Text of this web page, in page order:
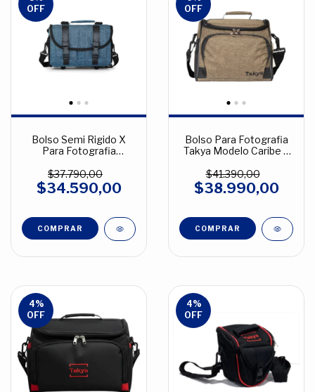
OFF
Bolso Semi Rigido X
Para Fotografia
$37.790,00
$34.590,00
COMPRAR
OFF
Bolso Para Fotografia
Takya Modelo Caribe 3
$41.390,00
$38.990,00
COMPRAR
4%
OFF
4%
OFF